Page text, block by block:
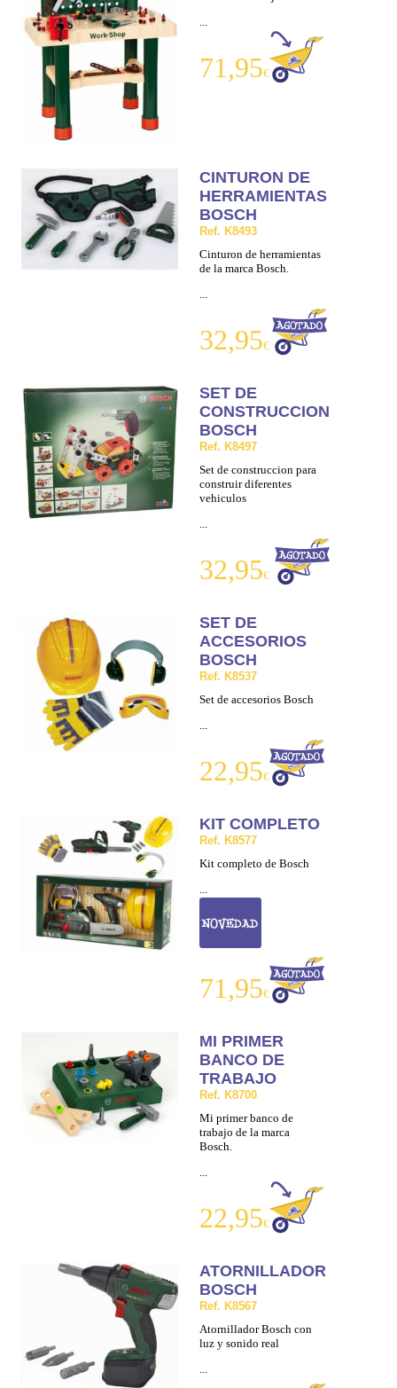
...
71,95€
CINTURON DE
HERRAMIENTAS
BOSCH
Ref. K8493
Cinturon de herramientas
de la marca Bosch.
...
32,95€
SET DE
CONSTRUCCION
BOSCH
Ref. K8497
Set de construccion para
construir diferentes
vehiculos
...
32,95€
SET DE
ACCESORIOS
BOSCH
Ref. K8537
Set de accesorios Bosch
...
22,95€
KIT COMPLETO
Ref. K8577
Kit completo de Bosch
...
71,95€
MI PRIMER
BANCO DE
TRABAJO
Ref. K8700
Mi primer banco de
trabajo de la marca
Bosch.
...
22,95€
ATORNILLADOR
BOSCH
Ref. K8567
Atornillador Bosch con
luz y sonido real
...